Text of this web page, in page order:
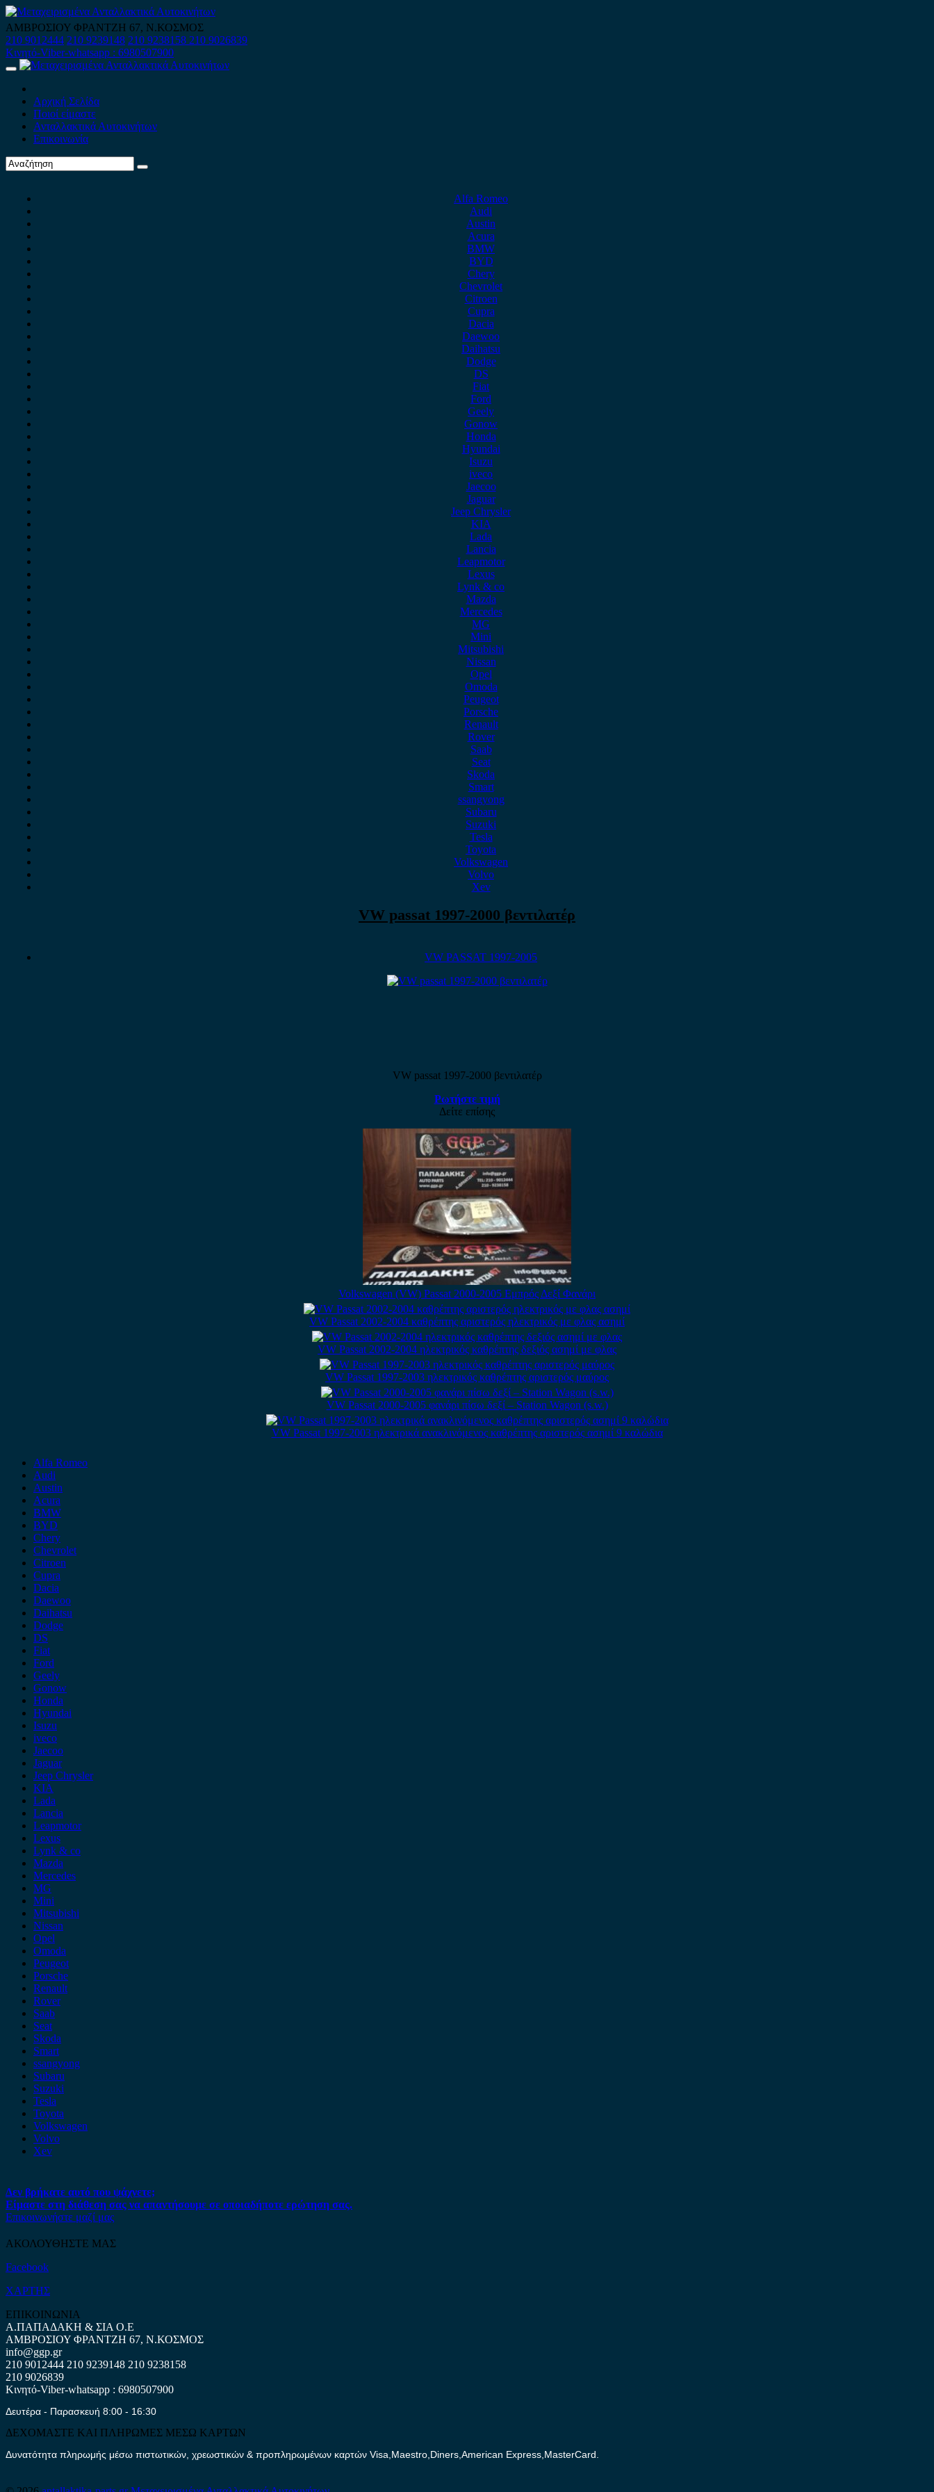
Skip
to
content
ΑΜΒΡΟΣΙΟΥ ΦΡΑΝΤΖΗ 67, Ν.ΚΟΣΜΟΣ
210 9012444 210 9239148 210 9238158 210 9026839
Κινητό-Viber-whatsapp : 6980507900
Primary
Αρχική Σελίδα
Ποιοί είμαστε
Ανταλλακτικά Αυτοκινήτων
Επικοινωνία
Alfa Romeo
Audi
Austin
Acura
BMW
BYD
Chery
Chevrolet
Citroen
Cupra
Dacia
Daewoo
Daihatsu
Dodge
DS
Fiat
Ford
Geely
Gonow
Honda
Hyundai
Isuzu
iveco
Jaecoo
Jaguar
Jeep Chrysler
KIA
Lada
Lancia
Leapmotor
Lexus
Lynk & co
Mazda
Mercedes
MG
Mini
Mitsubishi
Nissan
Opel
Omoda
Peugeot
Porsche
Renault
Rover
Saab
Seat
Skoda
Smart
ssangyong
Subaru
Suzuki
Tesla
Toyota
Volkswagen
Volvo
Xev
VW passat 1997-2000 βεντιλατέρ
VW PASSAT 1997-2005
VW passat 1997-2000 βεντιλατέρ
Ρωτήστε τιμή
Δείτε επίσης
Volkswagen (VW) Passat 2000-2005 Εμπρός Δεξί Φανάρι
VW Passat 2002-2004 καθρέπτης αριστερός ηλεκτρικός με φλας ασημί
VW Passat 2002-2004 ηλεκτρικός καθρέπτης δεξιός ασημί με φλας
VW Passat 1997-2003 ηλεκτρικός καθρέπτης αριστερός μαύρος
VW Passat 2000-2005 φανάρι πίσω δεξί – Station Wagon (s.w.)
VW Passat 1997-2003 ηλεκτρικά ανακλινόμενος καθρέπτης αριστερός ασημί 9 καλώδια
Alfa Romeo
Audi
Austin
Acura
BMW
BYD
Chery
Chevrolet
Citroen
Cupra
Dacia
Daewoo
Daihatsu
Dodge
DS
Fiat
Ford
Geely
Gonow
Honda
Hyundai
Isuzu
iveco
Jaecoo
Jaguar
Jeep Chrysler
KIA
Lada
Lancia
Leapmotor
Lexus
Lynk & co
Mazda
Mercedes
MG
Mini
Mitsubishi
Nissan
Opel
Omoda
Peugeot
Porsche
Renault
Rover
Saab
Seat
Skoda
Smart
ssangyong
Subaru
Suzuki
Tesla
Toyota
Volkswagen
Volvo
Xev
Δεν βρήκατε αυτό που ψάχνετε;
Είμαστε στη διάθεση σας να απαντήσουμε σε οποιαδήποτε ερώτηση σας.
Επικοινωνήστε μαζί μας
ΑΚΟΛΟΥΘΗΣΤΕ ΜΑΣ
Facebook
ΧΑΡΤΗΣ
ΕΠΙΚΟΙΝΩΝΙΑ
Α.ΠΑΠΑΔΑΚΗ & ΣΙΑ Ο.Ε
ΑΜΒΡΟΣΙΟΥ ΦΡΑΝΤΖΗ 67, Ν.ΚΟΣΜΟΣ
info@ggp.gr
210 9012444 210 9239148 210 9238158
210 9026839
Κινητό-Viber-whatsapp : 6980507900
Δευτέρα - Παρασκευή 8:00 - 16:30
ΔΕΧΟΜΑΣΤΕ ΚΑΙ ΠΛΗΡΩΜΕΣ ΜΕΣΩ ΚΑΡΤΩΝ
Δυνατότητα πληρωμής μέσω πιστωτικών, χρεωστικών & προπληρωμένων καρτών Visa,Maestro,Diners,American Express,MasterCard.